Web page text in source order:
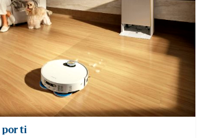
por ti